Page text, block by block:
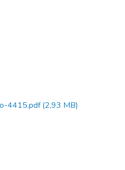
4415.pdf(2,93 MB)